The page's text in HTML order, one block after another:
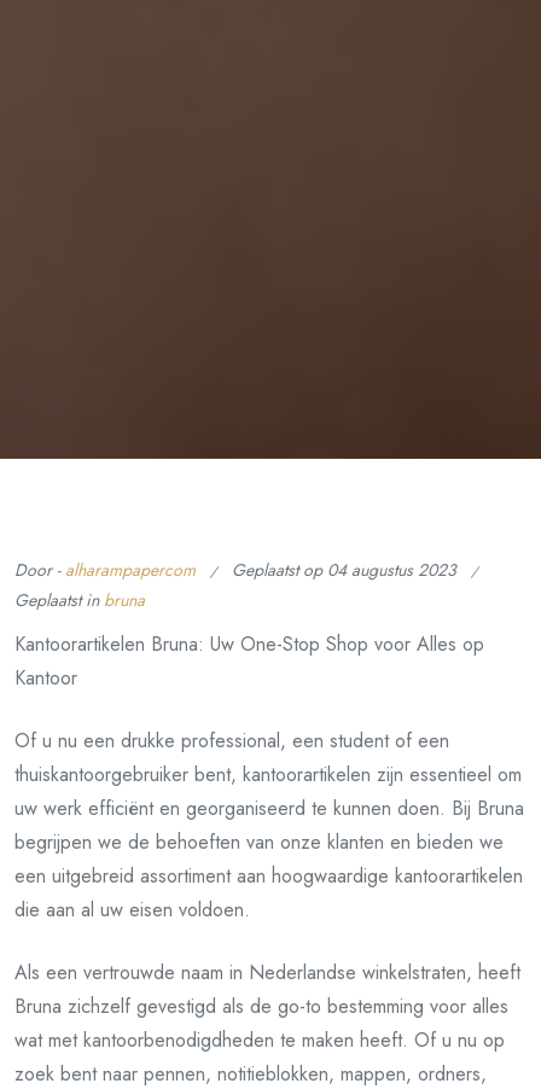
Door - alharampapercom Geplaatst op 04 augustus 2023
Geplaatst in bruna
Kantoorartikelen Bruna: Uw One-Stop Shop voor Alles op
Kantoor
Of u nu een drukke professional, een student of een
thuiskantoorgebruiker bent, kantoorartikelen zijn essentieel om
uw werk efficiënt en georganiseerd te kunnen doen. Bij Bruna
begrijpen we de behoeften van onze klanten en bieden we
een uitgebreid assortiment aan hoogwaardige kantoorartikelen
die aan al uw eisen voldoen.
Als een vertrouwde naam in Nederlandse winkelstraten, heeft
Bruna zichzelf gevestigd als de go-to bestemming voor alles
wat met kantoorbenodigdheden te maken heeft. Of u nu op
zoek bent naar pennen, notitieblokken, mappen, ordners,